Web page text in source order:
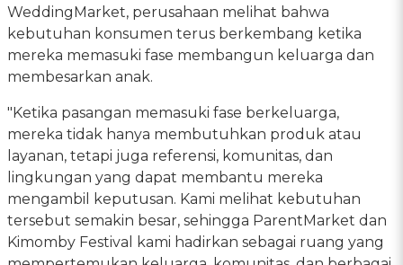
WeddingMarket, perusahaan melihat bahwa
kebutuhan konsumen terus berkembang ketika
mereka memasuki fase membangun keluarga dan
membesarkan anak.
"Ketika pasangan memasuki fase berkeluarga,
mereka tidak hanya membutuhkan produk atau
layanan, tetapi juga referensi, komunitas, dan
lingkungan yang dapat membantu mereka
mengambil keputusan. Kami melihat kebutuhan
tersebut semakin besar, sehingga ParentMarket dan
Kimomby Festival kami hadirkan sebagai ruang yang